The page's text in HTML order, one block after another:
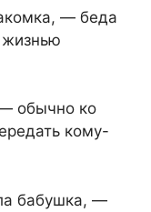
— беда
обычно ко
кому-
бабушка, —